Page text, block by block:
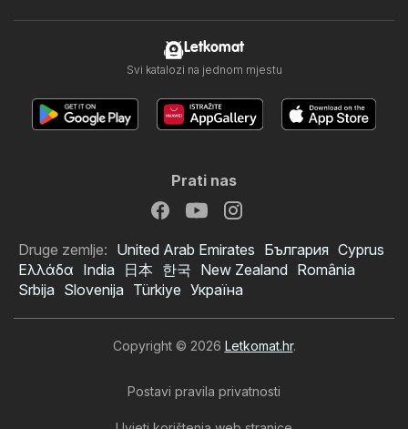
Letkomat
Svi katalozi na jednom mjestu
Prati nas
Druge zemlje: United Arab Emirates България Cyprus
Ελλάδα India 日本 한국 New Zealand România
Srbija Slovenija Türkiye Україна
Copyright © 2026 Letkomat.hr.
Postavi pravila privatnosti